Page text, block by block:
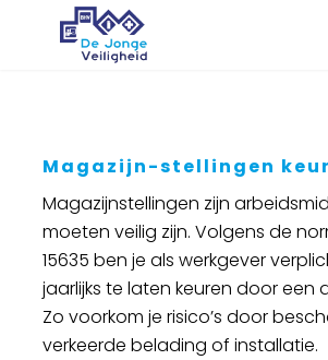
Opleidingen
Advies
Verkoop
Cultuur
Feestkar Veilig en Wel
Magazijn-stellingen
Magazijnstellingen zijn
moeten veilig zijn. Volgens de
15635 ben je als werkgever
jaarlijks te laten keuren door een
Zo voorkom je risico’s door
verkeerde belading of installatie.